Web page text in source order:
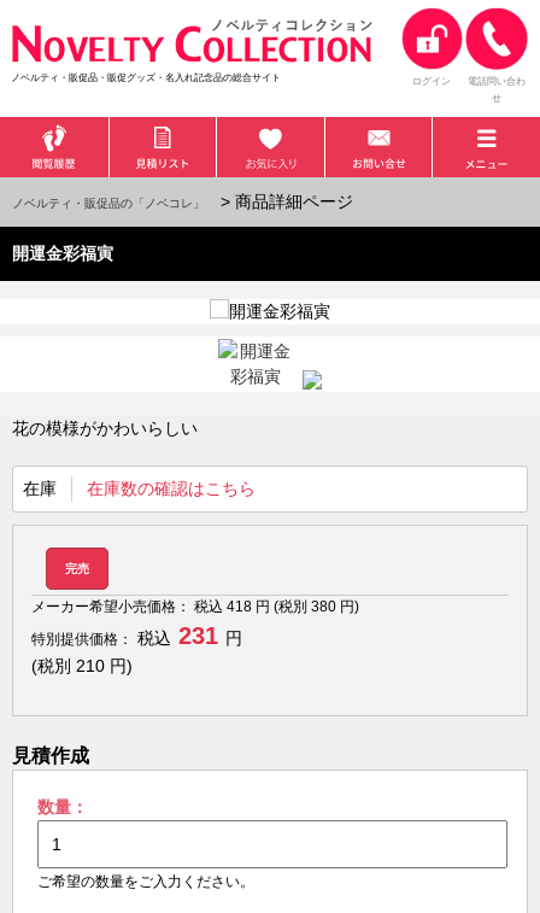
ノベルティ・販促品・販促グッズ・名入れ記念品の総合サイト ログイン
電話問い合わ
せ
ノベルティ・販促品の「ノベコレ」 > 商品詳細ページ
開運金彩福寅
花の模様がかわいらしい
在庫 在庫数の確認はこちら
完売
メーカー希望小売価格： 税込 418 円 (税別 380 円)
特別提供価格：
税込 231 円
(税別 210 円)
見積作成
数量：
ご希望の数量をご入力ください。